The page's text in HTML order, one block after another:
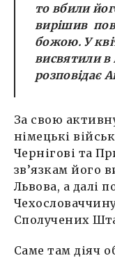
то вбили
вирішив
божою. У
висвятили в
розповідає
За свою
німецькі
Чернігові та
зв’язкам його
Львова, а далі
Сполучених
Саме там діяч